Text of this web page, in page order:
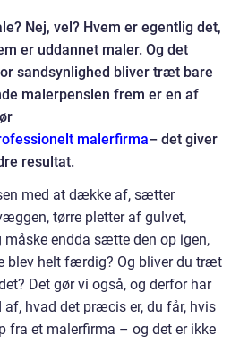
Nej, vel? Hvem er egentlig det,
er uddannet maler. Og det
sandsynlighed bliver træt bare
malerpenslen frem er en af
malerfirma– det giver
resultat.
med at dække af, sætter
tørre pletter af gulvet,
måske endda sætte den op igen,
blev helt færdig? Og bliver du træt
Det gør vi også, og derfor har
hvad det præcis er, du får, hvis
et malerfirma – og det er ikke